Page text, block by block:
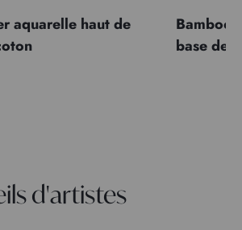
aquarelle haut de
Bamboo
base de
d'artistes